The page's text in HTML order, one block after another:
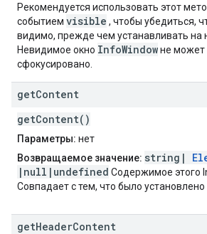
Рекомендуется использовать этот
событием visible , чтобы убедиться,
видимо, прежде чем устанавливать на
Невидимое окно InfoWindowне может
сфокусировано.
getContent
getContent()
Параметры: нет
Возвращаемое значение: string|
|null|undefined Содержимое этого
Совпадает с тем, что было установлено
getHeaderContent